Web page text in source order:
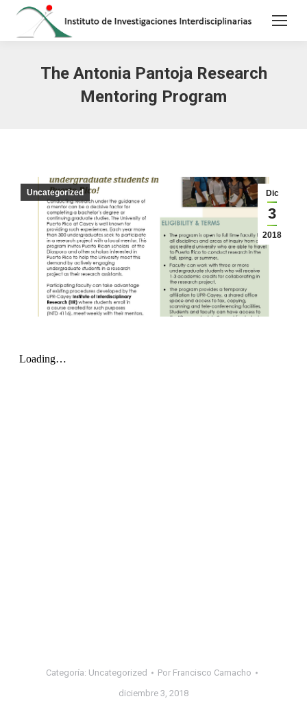
The Antonia Pantoja Research
Mentoring Program
Dic
3
2018
Uncategorized
Categoría: Uncategorized Por Francisco Camacho
diciembre 3, 2018